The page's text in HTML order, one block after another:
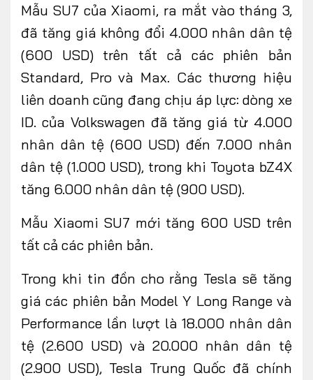
Mẫu SU7 của Xiaomi, ra mắt vào tháng 3,
đã tăng giá không đổi 4.000 nhân dân tệ
(600 USD) trên tất cả các phiên bản
Standard, Pro và Max. Các thương hiệu
liên doanh cũng đang chịu áp lực: dòng xe
ID. của Volkswagen đã tăng giá từ 4.000
nhân dân tệ (600 USD) đến 7.000 nhân
dân tệ (1.000 USD), trong khi Toyota bZ4X
tăng 6.000 nhân dân tệ (900 USD).
Mẫu Xiaomi SU7 mới tăng 600 USD trên
tất cả các phiên bản.
Trong khi tin đồn cho rằng Tesla sẽ tăng
giá các phiên bản Model Y Long Range và
Performance lần lượt là 18.000 nhân dân
tệ (2.600 USD) và 20.000 nhân dân tệ
(2.900 USD), Tesla Trung Quốc đã chính